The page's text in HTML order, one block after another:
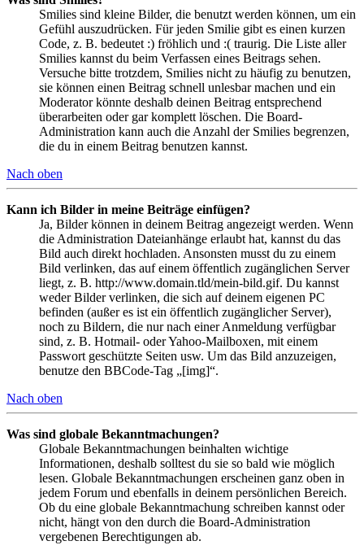
Smilies sind kleine Bilder, die benutzt werden können, um ein
Gefühl auszudrücken. Für jeden Smilie gibt es einen kurzen
Code, z. B. bedeutet :) fröhlich und :( traurig. Die Liste aller
Smilies kannst du beim Verfassen eines Beitrags sehen.
Versuche bitte trotzdem, Smilies nicht zu häufig zu benutzen,
sie können einen Beitrag schnell unlesbar machen und ein
Moderator könnte deshalb deinen Beitrag entsprechend
überarbeiten oder gar komplett löschen. Die Board-
Administration kann auch die Anzahl der Smilies begrenzen,
die du in einem Beitrag benutzen kannst.
Nach oben
Kann ich Bilder in meine Beiträge einfügen?
Ja, Bilder können in deinem Beitrag angezeigt werden. Wenn
die Administration Dateianhänge erlaubt hat, kannst du das
Bild auch direkt hochladen. Ansonsten musst du zu einem
Bild verlinken, das auf einem öffentlich zugänglichen Server
liegt, z. B. http://www.domain.tld/mein-bild.gif. Du kannst
weder Bilder verlinken, die sich auf deinem eigenen PC
befinden (außer es ist ein öffentlich zugänglicher Server),
noch zu Bildern, die nur nach einer Anmeldung verfügbar
sind, z. B. Hotmail- oder Yahoo-Mailboxen, mit einem
Passwort geschützte Seiten usw. Um das Bild anzuzeigen,
benutze den BBCode-Tag „[img]“.
Nach oben
Was sind globale Bekanntmachungen?
Globale Bekanntmachungen beinhalten wichtige
Informationen, deshalb solltest du sie so bald wie möglich
lesen. Globale Bekanntmachungen erscheinen ganz oben in
jedem Forum und ebenfalls in deinem persönlichen Bereich.
Ob du eine globale Bekanntmachung schreiben kannst oder
nicht, hängt von den durch die Board-Administration
vergebenen Berechtigungen ab.